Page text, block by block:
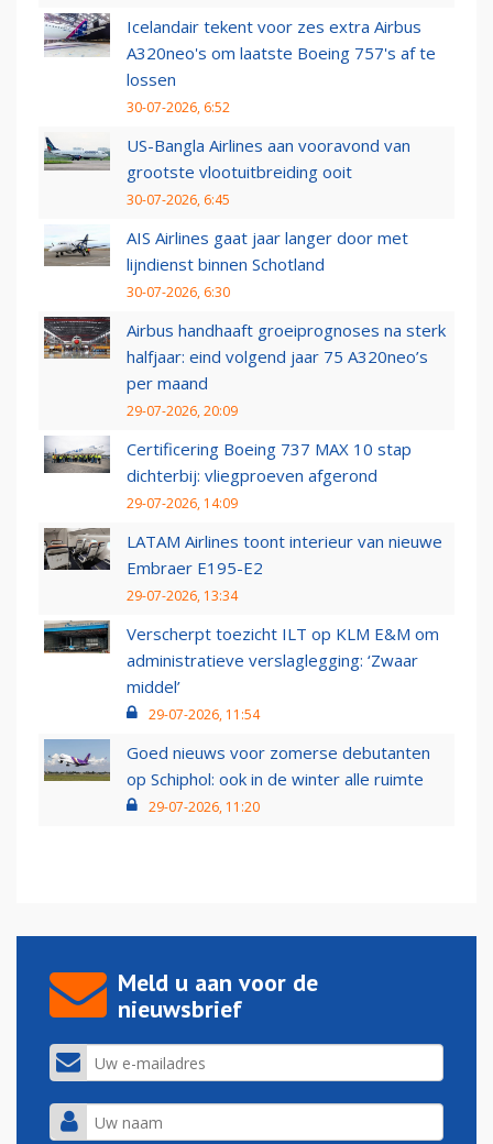
Icelandair tekent voor zes extra Airbus
A320neo's om laatste Boeing 757's af te
lossen
30-07-2026, 6:52
US-Bangla Airlines aan vooravond van
grootste vlootuitbreiding ooit
30-07-2026, 6:45
AIS Airlines gaat jaar langer door met
lijndienst binnen Schotland
30-07-2026, 6:30
Airbus handhaaft groeiprognoses na sterk
halfjaar: eind volgend jaar 75 A320neo’s
per maand
29-07-2026, 20:09
Certificering Boeing 737 MAX 10 stap
dichterbij: vliegproeven afgerond
29-07-2026, 14:09
LATAM Airlines toont interieur van nieuwe
Embraer E195-E2
29-07-2026, 13:34
Verscherpt toezicht ILT op KLM E&M om
administratieve verslaglegging: ‘Zwaar
middel’
29-07-2026, 11:54
Goed nieuws voor zomerse debutanten
op Schiphol: ook in de winter alle ruimte
29-07-2026, 11:20
Meld u aan voor de
nieuwsbrief